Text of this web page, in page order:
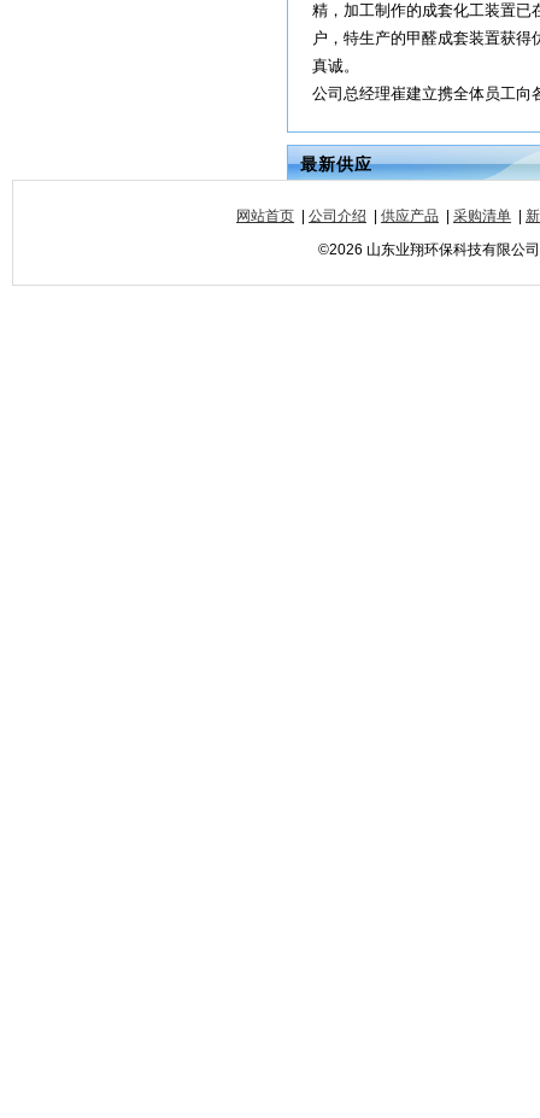
精，加工制作的成套化工装置已
户，特生产的甲醛成套装置获
真诚。
公司总经理崔建立携全体员工
最新供应
网站首页 公司介绍 供应产品 采购清单
©2026 山东业翔环保科技有限公